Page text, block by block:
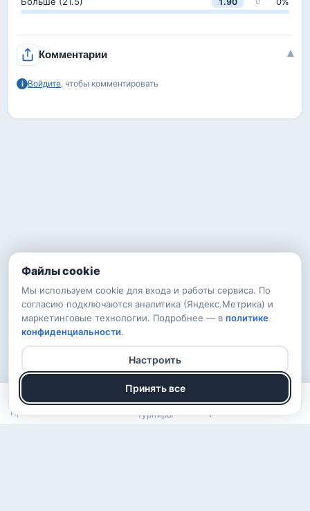
Файлы cookie
Мы используем cookie для входа и работы сервиса. По
согласию подключаются аналитика (Яндекс.Метрика) и
маркетинговые технологии. Подробнее — в политике
конфиденциальности.
Настроить
Принять все
Комментарии ▾
i Войдите, чтобы комментировать
Прогнозы Рейтинг Турниры Арена Войти